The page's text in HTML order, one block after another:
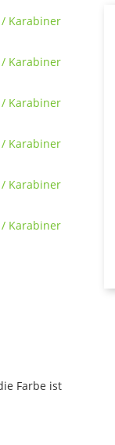
Farbe ist